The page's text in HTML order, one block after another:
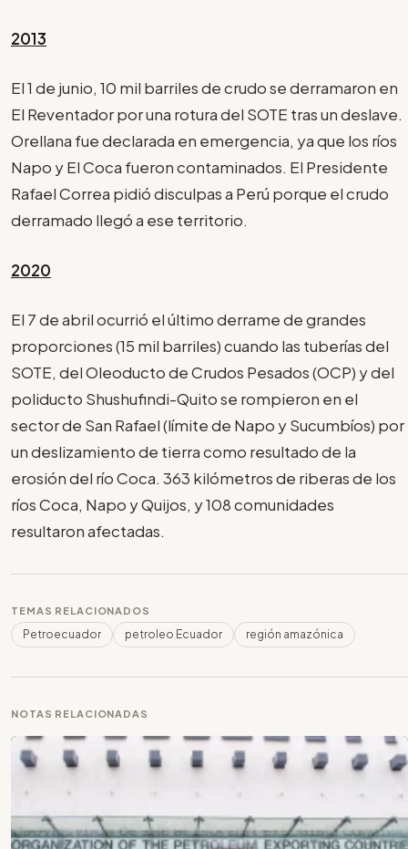
2013
El 1 de junio, 10 mil barriles de crudo se derramaron en
El Reventador por una rotura del SOTE tras un deslave.
Orellana fue declarada en emergencia, ya que los ríos
Napo y El Coca fueron contaminados. El Presidente
Rafael Correa pidió disculpas a Perú porque el crudo
derramado llegó a ese territorio.
2020
El 7 de abril ocurrió el último derrame de grandes
proporciones (15 mil barriles) cuando las tuberías del
SOTE, del Oleoducto de Crudos Pesados (OCP) y del
poliducto Shushufindi-Quito se rompieron en el
sector de San Rafael (límite de Napo y Sucumbíos) por
un deslizamiento de tierra como resultado de la
erosión del río Coca. 363 kilómetros de riberas de los
ríos Coca, Napo y Quijos, y 108 comunidades
resultaron afectadas.
TEMAS RELACIONADOS
Petroecuador petroleo Ecuador región amazónica
NOTAS RELACIONADAS